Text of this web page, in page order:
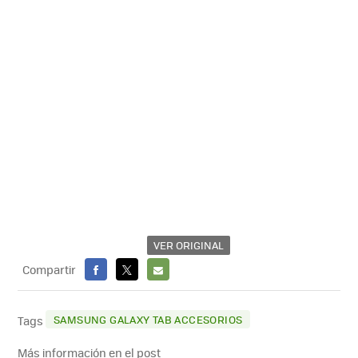
VER ORIGINAL
Compartir
FACEBOOK
X
E-
MAIL
Tags SAMSUNG GALAXY TAB ACCESORIOS
Más información en el post